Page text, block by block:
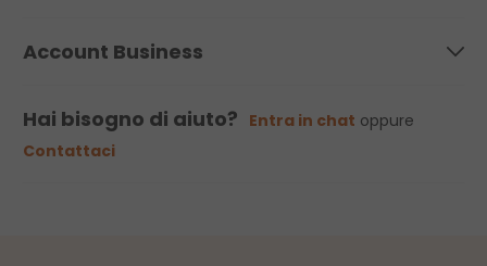
Account Business
Hai bisogno di aiuto? Entra in chat oppure
Contattaci